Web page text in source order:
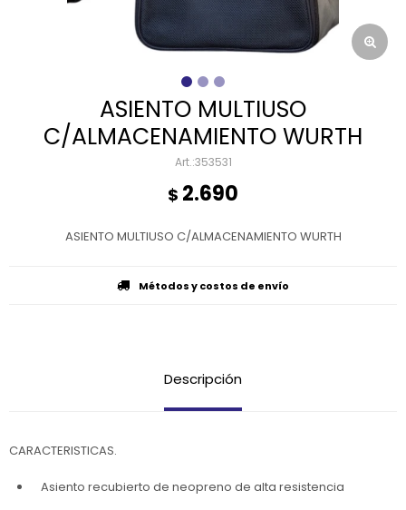
ASIENTO MULTIUSO
C/ALMACENAMIENTO WURTH
353531
$ 2.690
ASIENTO MULTIUSO C/ALMACENAMIENTO WURTH
Métodos y costos de envío
Descripción
CARACTERISTICAS.
Asiento recubierto de neopreno de alta resistencia